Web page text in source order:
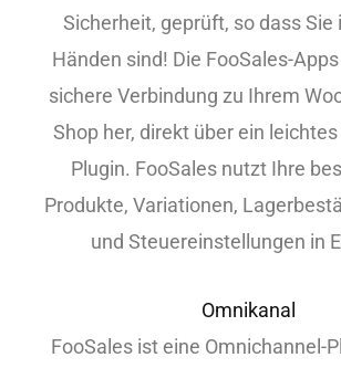
Sicherheit, geprüft, so dass Sie
Händen sind! Die FooSales-
sichere Verbindung zu Ihrem
Shop her, direkt über ein
Plugin. FooSales nutzt Ihre
Produkte, Variationen,
und Steuereinstellungen in
Omnikanal
FooSales ist eine Omnichannel-